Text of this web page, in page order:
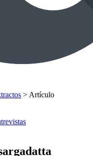
> Artículo